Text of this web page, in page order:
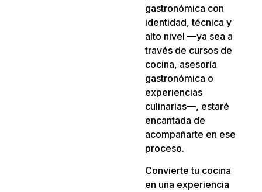
gastronómica con
identidad, técnica y
alto nivel —ya sea a
través de cursos de
cocina, asesoría
gastronómica o
experiencias
culinarias—, estaré
encantada de
acompañarte en ese
proceso.
Convierte tu cocina
en una experiencia